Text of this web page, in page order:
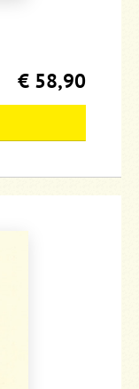
€ 58,90